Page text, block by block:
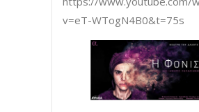
v=eT-WTogN4B0&t=75s